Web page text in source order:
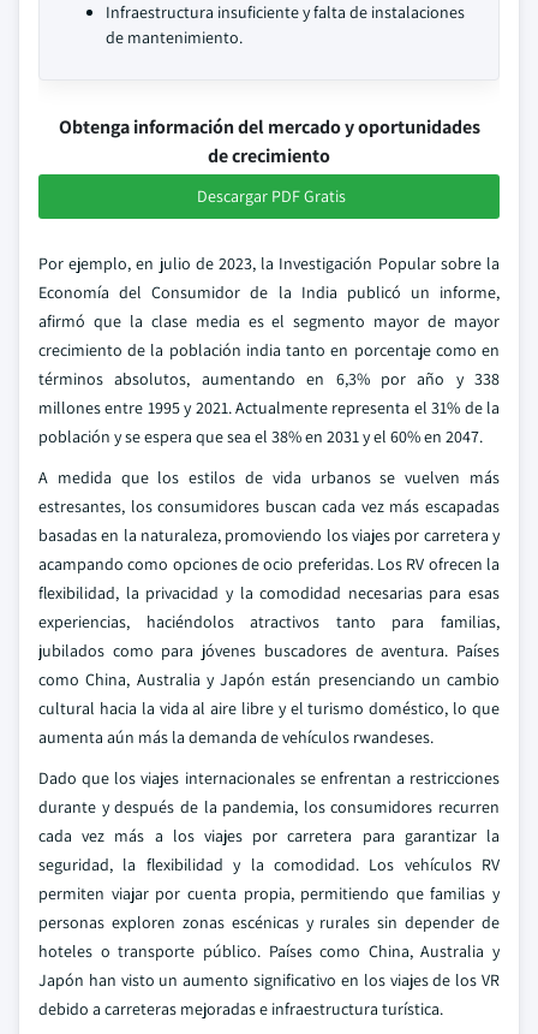
Infraestructura insuficiente y falta de instalaciones
de mantenimiento.
Obtenga información del mercado y oportunidades
de crecimiento
Descargar PDF Gratis
Por ejemplo, en julio de 2023, la Investigación Popular sobre la
Economía del Consumidor de la India publicó un informe,
afirmó que la clase media es el segmento mayor de mayor
crecimiento de la población india tanto en porcentaje como en
términos absolutos, aumentando en 6,3% por año y 338
millones entre 1995 y 2021. Actualmente representa el 31% de la
población y se espera que sea el 38% en 2031 y el 60% en 2047.
A medida que los estilos de vida urbanos se vuelven más
estresantes, los consumidores buscan cada vez más escapadas
basadas en la naturaleza, promoviendo los viajes por carretera y
acampando como opciones de ocio preferidas. Los RV ofrecen la
flexibilidad, la privacidad y la comodidad necesarias para esas
experiencias, haciéndolos atractivos tanto para familias,
jubilados como para jóvenes buscadores de aventura. Países
como China, Australia y Japón están presenciando un cambio
cultural hacia la vida al aire libre y el turismo doméstico, lo que
aumenta aún más la demanda de vehículos rwandeses.
Dado que los viajes internacionales se enfrentan a restricciones
durante y después de la pandemia, los consumidores recurren
cada vez más a los viajes por carretera para garantizar la
seguridad, la flexibilidad y la comodidad. Los vehículos RV
permiten viajar por cuenta propia, permitiendo que familias y
personas exploren zonas escénicas y rurales sin depender de
hoteles o transporte público. Países como China, Australia y
Japón han visto un aumento significativo en los viajes de los VR
debido a carreteras mejoradas e infraestructura turística.